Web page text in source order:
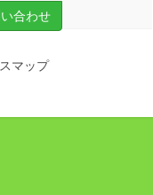
合わせ
マップ